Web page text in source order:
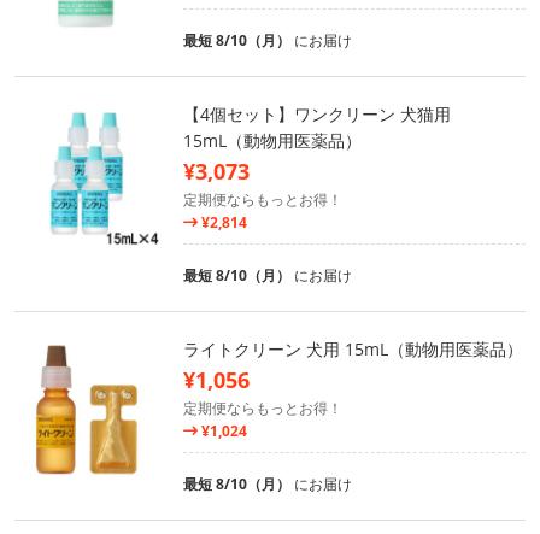
最短 8/10（月） にお届け
【4個セット】ワンクリーン 犬猫用
15mL（動物用医薬品）
¥3,073
定期便ならもっとお得！
¥2,814
最短 8/10（月） にお届け
ライトクリーン 犬用 15mL（動物用医薬品）
¥1,056
定期便ならもっとお得！
¥1,024
最短 8/10（月） にお届け